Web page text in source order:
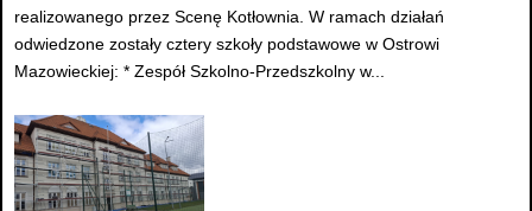
realizowanego przez Scenę Kotłownia. W ramach działań
odwiedzone zostały cztery szkoły podstawowe w Ostrowi
Mazowieckiej: * Zespół Szkolno-Przedszkolny w...